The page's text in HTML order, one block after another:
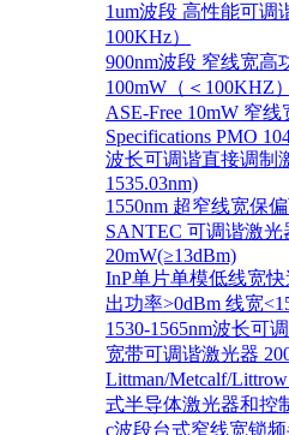
1um波段 高性能可调
100KHz）
900nm波段 窄线宽高
100mW（＜100KHZ）
ASE-Free 10mW 窄
Specifications PMO
波长可调谐直接调制
1535.03nm)
1550nm 超窄线宽保
SANTEC 可调谐激光
20mW(≥13dBm)
InP单片单模低线宽
出功率>0dBm 线宽
1530-1565nm波长可
宽带可调谐激光器
Littman/Metcalf/
式半导体激光器和控
c波段台式窄线宽锁